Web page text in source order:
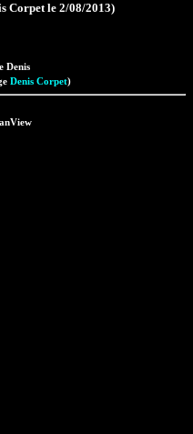
Corpet le 2/08/2013)
Denis
Denis Corpet)